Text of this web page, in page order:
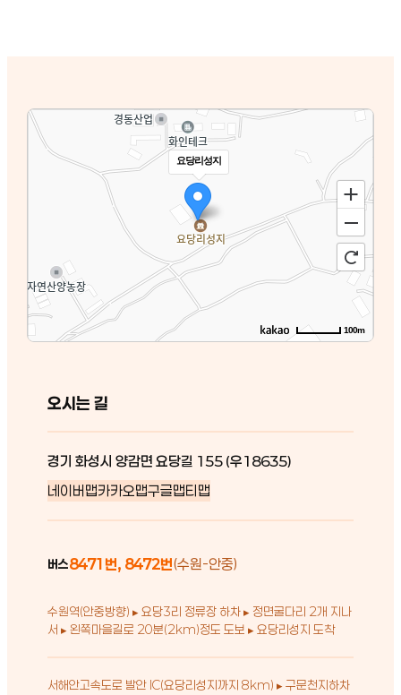
요당리성지
100m
오시는 길
경기 화성시 양감면 요당길 155 (우18635)
네이버맵카카오맵구글맵티맵
버스8471번, 8472번(수원-안중)
수원역(안중방향) ▸ 요당3리 정류장 하차 ▸ 정면굴다리 2개 지나
서 ▸ 왼쪽마을길로 20분(2km)정도 도보 ▸ 요당리성지 도착
서해안고속도로 발안 IC(요당리성지까지 8km) ▸ 구문천지하차